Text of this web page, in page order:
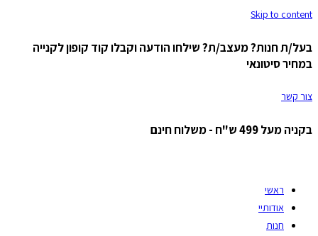
Skip to content
בעל/ת חנות? מעצב/ת? שילחו הודעה וקבלו קוד קופון לקנייה
במחיר סיטונאי
צור קשר
בקניה מעל 499 ש"ח - משלוח חינם
ראשי
אודותיי
חנות